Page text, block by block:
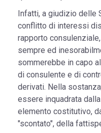
Infatti, a giudizio delle
conflitto di interessi
rapporto
sempre ed
sommerebbe in capo
di consulente e di
derivati. Nella
essere inquadrata
elemento costitutivo,
"scontato", della